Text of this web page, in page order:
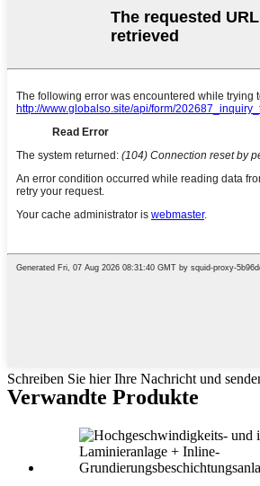
Schreiben Sie hier Ihre Nachricht und
Verwandte Produkte